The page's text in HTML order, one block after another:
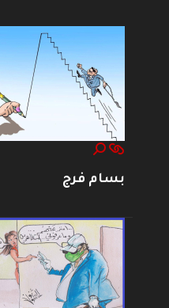
بسام فرج